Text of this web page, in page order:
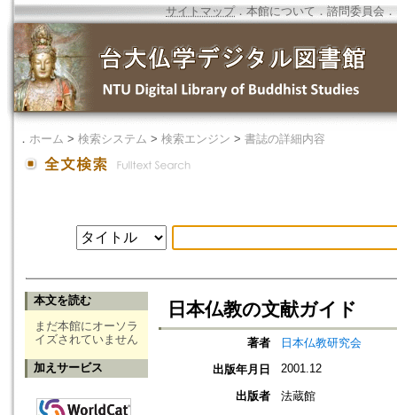
サイトマップ．本館について ． 諮問委員会 ．
． ホーム > 検索システム > 検索エンジン > 書誌の詳細内容
本文を読む
まだ本館にオーソラ
イズされていません
加えサービス
日本仏教の文献ガイド
著者
日本仏教研究会
出版年月日
2001.12
出版者
法蔵館